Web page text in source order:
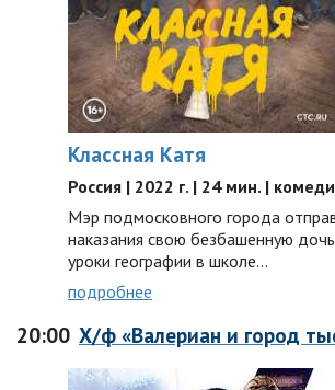
Классная Катя
Россия | 2022 г. | 24 мин. |
Мэр подмосковного города
наказания свою безбашенную
уроки географии в школе…
подробнее
20:00 Х/ф «Валериан и город